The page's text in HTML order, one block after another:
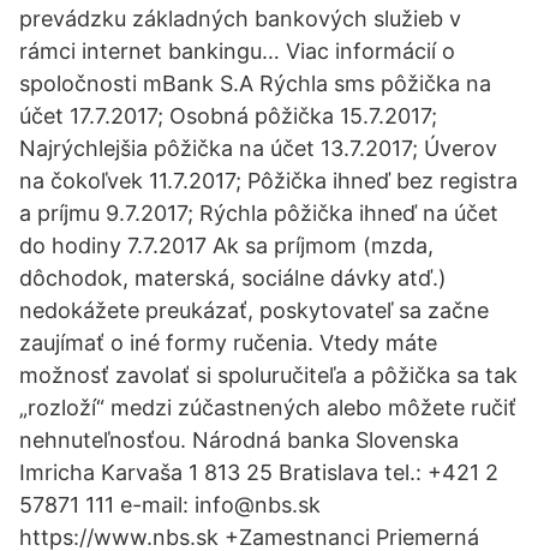
prevádzku základných bankových služieb v
rámci internet bankingu… Viac informácií o
spoločnosti mBank S.A Rýchla sms pôžička na
účet 17.7.2017; Osobná pôžička 15.7.2017;
Najrýchlejšia pôžička na účet 13.7.2017; Úverov
na čokoľvek 11.7.2017; Pôžička ihneď bez registra
a príjmu 9.7.2017; Rýchla pôžička ihneď na účet
do hodiny 7.7.2017 Ak sa príjmom (mzda,
dôchodok, materská, sociálne dávky atď.)
nedokážete preukázať, poskytovateľ sa začne
zaujímať o iné formy ručenia. Vtedy máte
možnosť zavolať si spoluručiteľa a pôžička sa tak
„rozloží“ medzi zúčastnených alebo môžete ručiť
nehnuteľnosťou. Národná banka Slovenska
Imricha Karvaša 1 813 25 Bratislava tel.: +421 2
57871 111 e-mail: info@nbs.sk
https://www.nbs.sk +Zamestnanci Priemerná